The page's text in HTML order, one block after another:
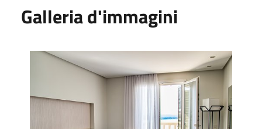
Galleria d'immagini
Immagine 1